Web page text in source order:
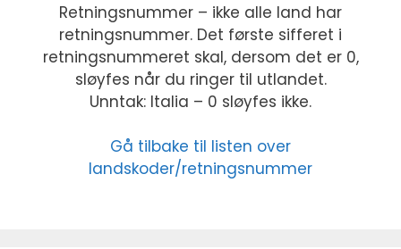
Retningsnummer – ikke alle land har
retningsnummer. Det første sifferet i
retningsnummeret skal, dersom det er 0,
sløyfes når du ringer til utlandet.
Unntak: Italia – 0 sløyfes ikke.
Gå tilbake til listen over
landskoder/retningsnummer